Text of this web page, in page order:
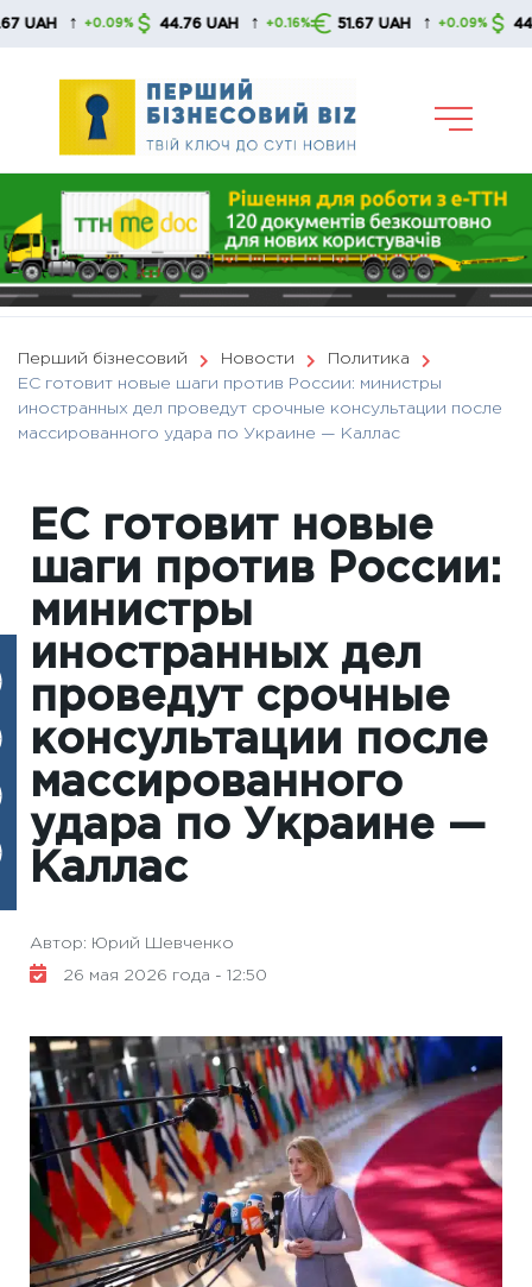
Skip
↑ +0.09% 44.76 UAH ↑ +0.16% 51.67 UAH ↑ +0.09% 44.76 UAH
Перший бізнесовий Новости
Политика
ЕС готовит новые шаги против России: министры
иностранных дел проведут срочные консультации после
массированного удара по Украине — Каллас
ЕС готовит новые
шаги против России:
министры
иностранных дел
проведут срочные
консультации после
массированного
удара по Украине —
Каллас
Автор: Юрий Шевченко
26 мая 2026 года - 12:50